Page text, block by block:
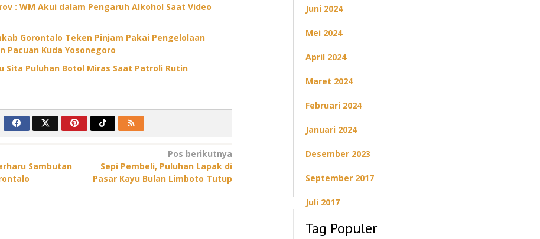
: WM Akui dalam Pengaruh Alkohol Saat Video
Gorontalo Teken Pinjam Pakai Pengelolaan
Pacuan Kuda Yosonegoro
Sita Puluhan Botol Miras Saat Patroli Rutin
Sambutan
Pos berikutnya
Sepi Pembeli, Puluhan Lapak di
Pasar Kayu Bulan Limboto Tutup
Juni 2024
Mei 2024
April 2024
Maret 2024
Februari 2024
Januari 2024
Desember 2023
September 2017
Juli 2017
Tag Populer